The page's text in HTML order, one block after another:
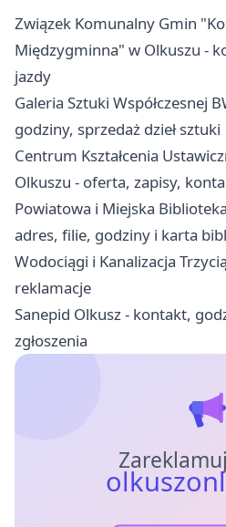
Związek Komunalny Gmin
Międzygminna" w Olkuszu -
jazdy
Galeria Sztuki Współczesnej
godziny, sprzedaż dzieł sztuki
Centrum Kształcenia
Olkuszu - oferta, zapisy,
Powiatowa i Miejska
adres, filie, godziny i karta
Wodociągi i Kanalizacja
reklamacje
Sanepid Olkusz - kontakt,
zgłoszenia